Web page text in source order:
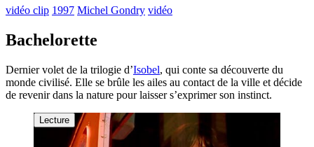
vidéo clip 1997 Michel Gondry vidéo
Bachelorette
Dernier volet de la trilogie d’Isobel, qui conte sa découverte du
monde civilisé. Elle se brûle les ailes au contact de la ville et décide
de revenir dans la nature pour laisser s’exprimer son instinct.
Lecture